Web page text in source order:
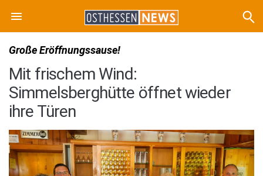
Große Eröffnungssause!
Mit frischem Wind:
Simmelsberghütte öffnet wieder
ihre Türen